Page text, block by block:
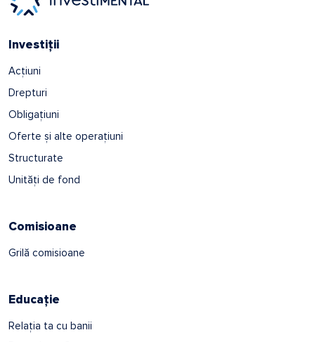
Investiții
Acțiuni
Drepturi
Obligațiuni
Oferte și alte operațiuni
Structurate
Unități de fond
Comisioane
Grilă comisioane
Educație
Relația ta cu banii